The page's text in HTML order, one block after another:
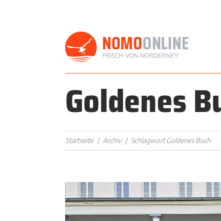
Goldenes
Startseite Archiv Schlagwort Goldenes Buch